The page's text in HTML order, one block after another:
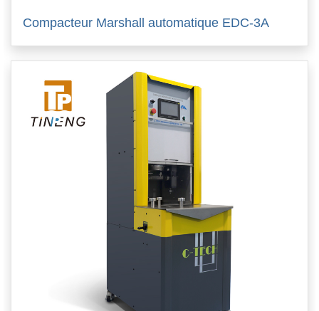
Compacteur Marshall automatique EDC-3A